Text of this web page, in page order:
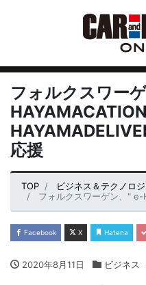
フォルクスワー
応援
TOP ビジネス＆テクノロ
フォルクスワーゲン、" e-
Facebook X Hatena
2020年8月11日 ビジネス